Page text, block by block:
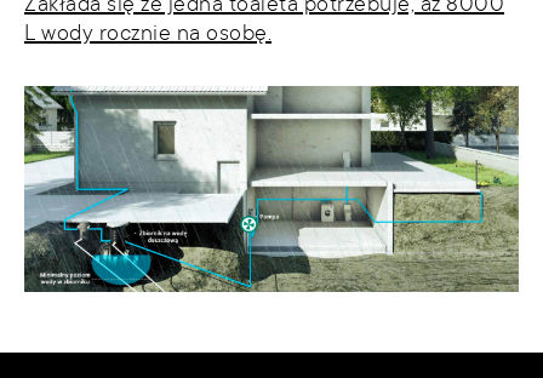
Zakłada się że jedna toaleta potrzebuje, aż 8000
L wody rocznie na osobę.